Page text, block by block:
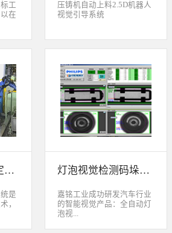
工
在
根
准
各
统
和
器
3D
取
系
线
、
压铸机自动上料2.5D机器人
视觉引导系统
机器人视觉引导定位系统
是
，
灯泡视觉检测码垛系统
嘉铭工业成功研发汽车行业
的智能视觉产品：全自动灯
泡视...